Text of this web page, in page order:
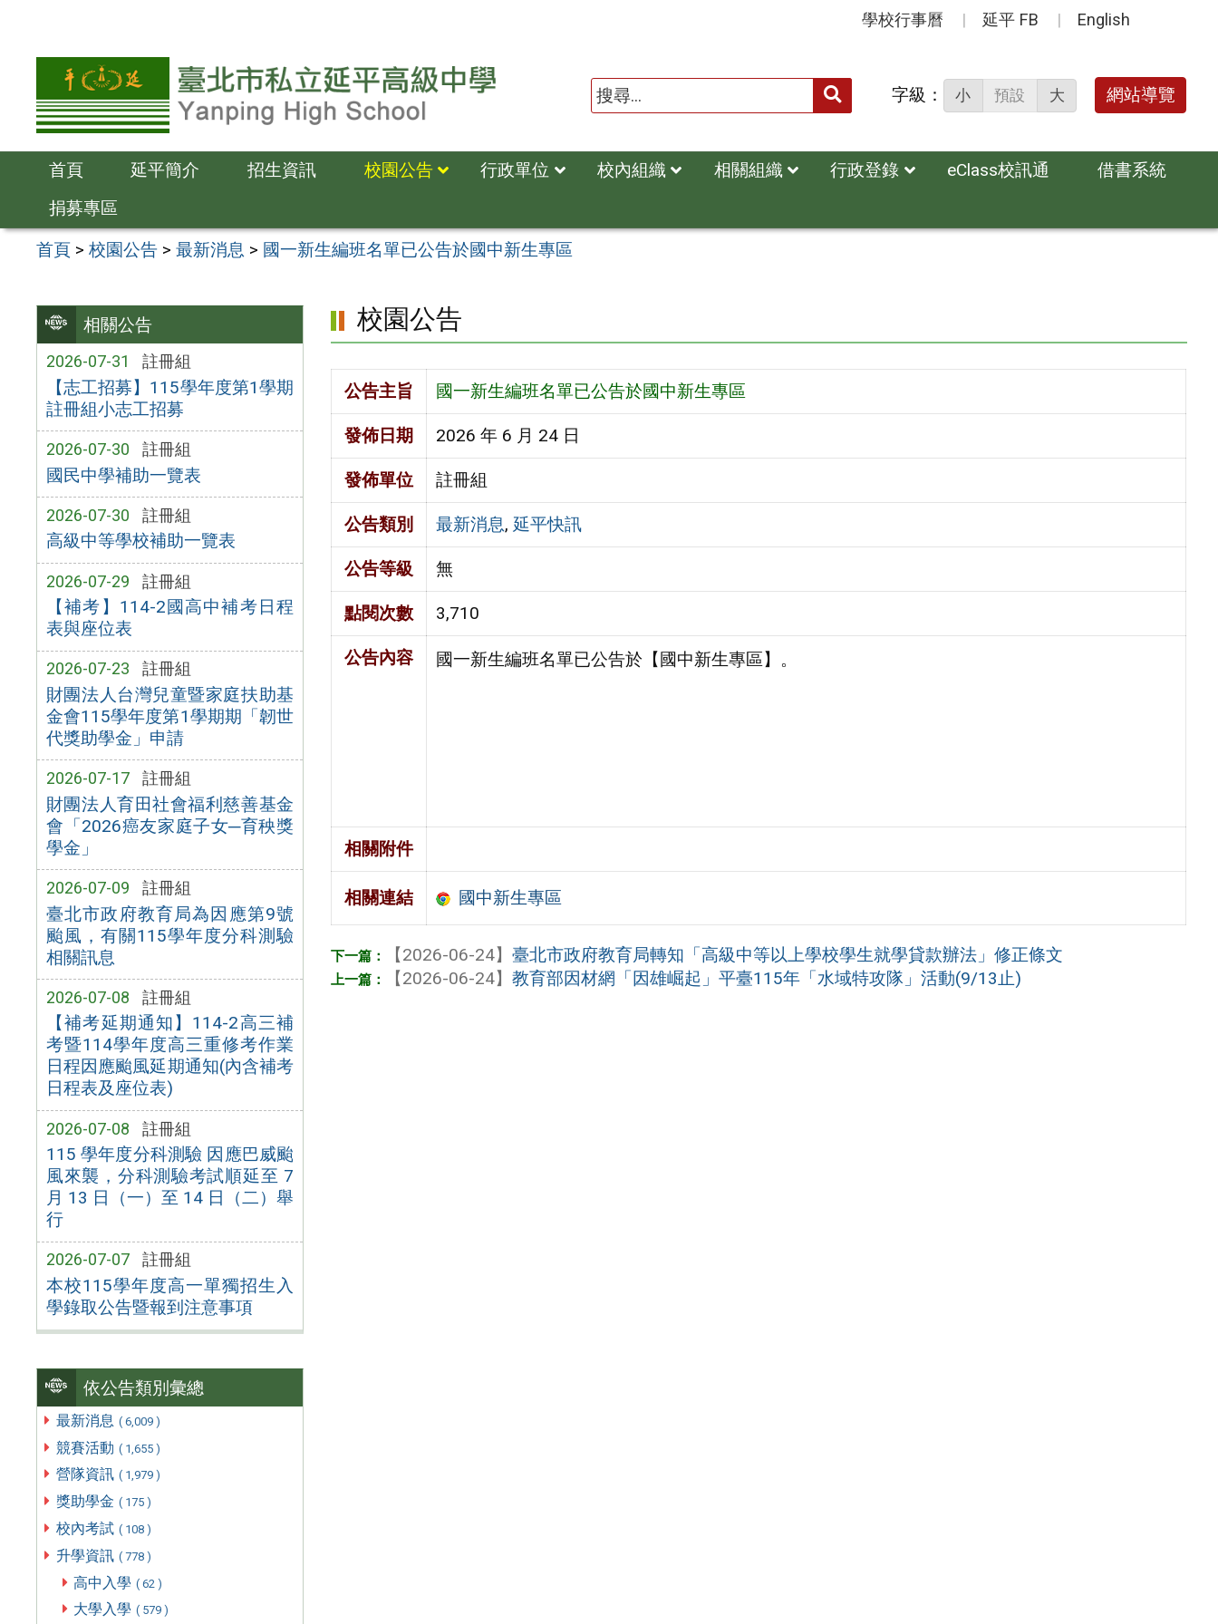
容
學校行事曆 延平 FB English
送出 字級： 小 預設 大 網站導覽
首頁 延平簡介 招生資訊 校園公告 行政單位 校內組織 相關組織 行政登錄 eClass校訊通
借書系統
捐募專區
首頁 >校園公告 >最新消息 > 國一新生編班名單已公告於國中新生專區
相關公告
2026-07-31 註冊組
【志工招募】115學年度第1學期
註冊組小志工招募
2026-07-30 註冊組
國民中學補助一覽表
2026-07-30 註冊組
高級中等學校補助一覽表
2026-07-29 註冊組
【補考】114-2國高中補考日程
表與座位表
2026-07-23 註冊組
財團法人台灣兒童暨家庭扶助基
金會115學年度第1學期期「韌世
代獎助學金」申請
2026-07-17 註冊組
財團法人育田社會福利慈善基金
會「2026癌友家庭子女─育秧獎
學金」
2026-07-09 註冊組
臺北市政府教育局為因應第9號
颱風，有關115學年度分科測驗
相關訊息
2026-07-08 註冊組
【補考延期通知】114-2高三補
考暨114學年度高三重修考作業
日程因應颱風延期通知(內含補考
日程表及座位表)
2026-07-08 註冊組
115 學年度分科測驗 因應巴威颱
風來襲，分科測驗考試順延至 7
月 13 日（一）至 14 日（二）舉
行
2026-07-07 註冊組
本校115學年度高一單獨招生入
學錄取公告暨報到注意事項
依公告類別彙總
最新消息 ( 6,009 )
競賽活動 ( 1,655 )
營隊資訊 ( 1,979 )
獎助學金 ( 175 )
校內考試 ( 108 )
升學資訊 ( 778 )
高中入學 ( 62 )
大學入學 ( 579 )
校園公告
公告主旨 國一新生編班名單已公告於國中新生專區
發佈日期 2026 年 6 月 24 日
發佈單位 註冊組
公告類別 最新消息, 延平快訊
公告等級 無
點閱次數 3,710
公告內容 國一新生編班名單已公告於【國中新生專區】。
相關附件
相關連結 國中新生專區
【2026-06-24】臺北市政府教育局轉知「高級中等以上學校學生就學貸款辦法」修正條文
【2026-06-24】教育部因材網「因雄崛起」平臺115年「水域特攻隊」活動(9/13止)